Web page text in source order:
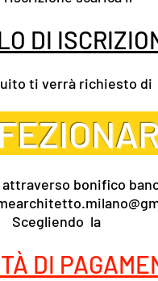
DI
ti verrà richiesto di
bonifico
Scegliendo la
DI